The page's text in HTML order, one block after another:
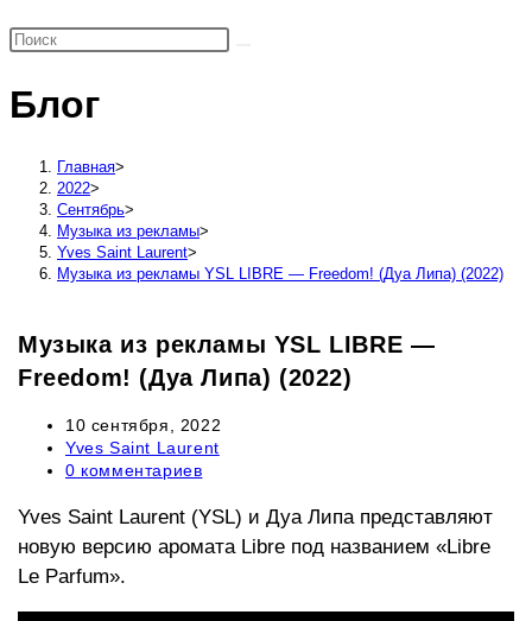
по
сайту
Блог
Главная>
2022>
Сентябрь>
Музыка из рекламы>
Yves Saint Laurent>
Музыка из рекламы YSL LIBRE — Freedom! (Дуа Липа) (2022)
Музыка из рекламы YSL LIBRE —
Freedom! (Дуа Липа) (2022)
Запись
опубликована:
10 сентября, 2022
Рубрика
записи:
Yves Saint Laurent
Комментарии
записи:
0 комментариев
Yves Saint Laurent (YSL) и Дуа Липа представляют
новую версию аромата Libre под названием «Libre
Le Parfum».